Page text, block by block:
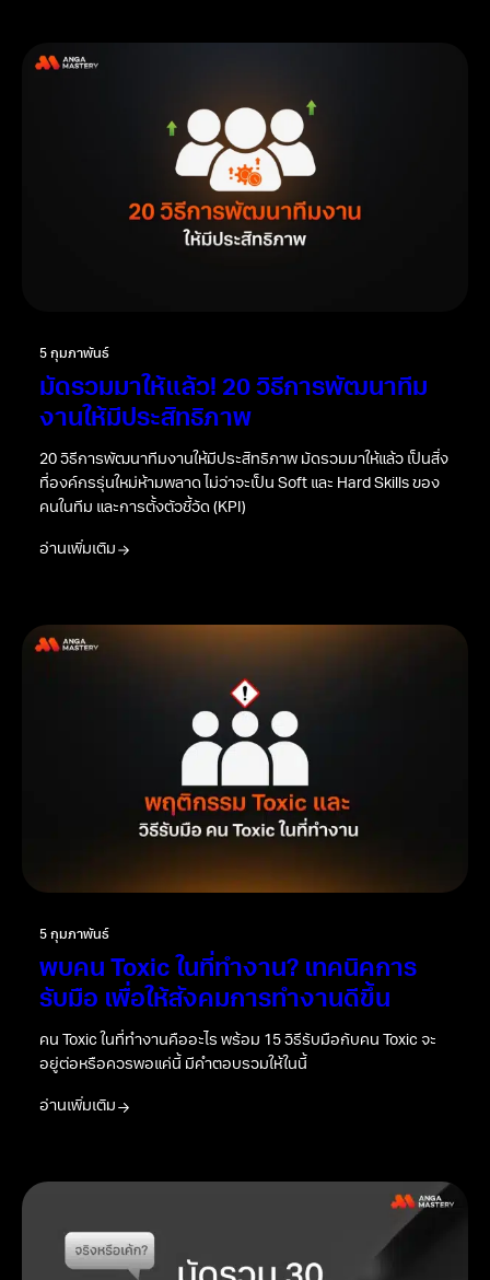
5 กุมภาพันธ์
มัดรวมมาให้แล้ว! 20 วิธีการพัฒนาทีม
งานให้มีประสิทธิภาพ
20 วิธีการพัฒนาทีมงานให้มีประสิทธิภาพ มัดรวมมาให้แล้ว เป็นสิ่ง
ที่องค์กรรุ่นใหม่ห้ามพลาด ไม่ว่าจะเป็น Soft และ Hard Skills ของ
คนในทีม และการตั้งตัวชี้วัด (KPI)
อ่านเพิ่มเติม
5 กุมภาพันธ์
พบคน Toxic ในที่ทำงาน? เทคนิคการ
รับมือ เพื่อให้สังคมการทำงานดีขึ้น
คน Toxic ในที่ทำงานคืออะไร พร้อม 15 วิธีรับมือกับคน Toxic จะ
อยู่ต่อหรือควรพอแค่นี้ มีคำตอบรวมให้ในนี้
อ่านเพิ่มเติม